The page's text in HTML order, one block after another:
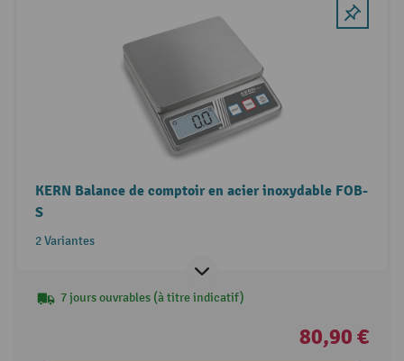
KERN Balance de comptoir en acier inoxydable FOB-
S
2 Variantes
7 jours ouvrables (à titre indicatif)
80,90 €